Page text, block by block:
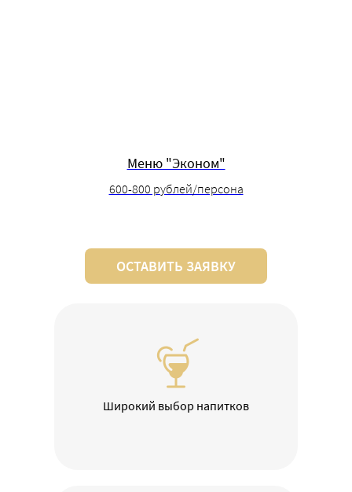
Меню "Эконом"
600-800 рублей/персона
ОСТАВИТЬ ЗАЯВКУ
Широкий выбор напитков